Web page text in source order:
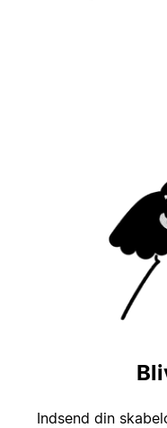
Indsend din